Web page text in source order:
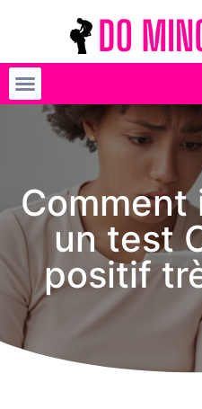
un test
positif